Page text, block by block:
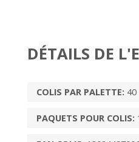
DÉTAILS DE
COLIS PAR PALETTE: 40
PAQUETS POUR COLIS: